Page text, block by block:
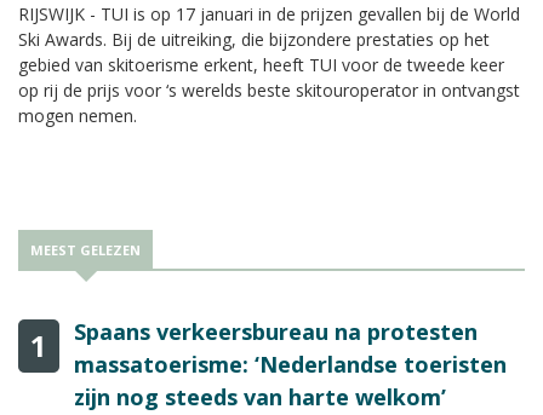
RIJSWIJK - TUI is op 17 januari in de prijzen gevallen bij de World
Ski Awards. Bij de uitreiking, die bijzondere prestaties op het
gebied van skitoerisme erkent, heeft TUI voor de tweede keer
op rij de prijs voor ‘s werelds beste skitouroperator in ontvangst
mogen nemen.
MEEST GELEZEN
1
Spaans verkeersbureau na protesten
massatoerisme: ‘Nederlandse toeristen
zijn nog steeds van harte welkom’